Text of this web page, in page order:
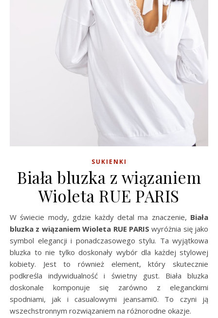
SUKIENKI
Biała bluzka z wiązaniem
Wioleta RUE PARIS
W świecie mody, gdzie każdy detal ma znaczenie, Biała
bluzka z wiązaniem Wioleta RUE PARIS wyróżnia się jako
symbol elegancji i ponadczasowego stylu. Ta wyjątkowa
bluzka to nie tylko doskonały wybór dla każdej stylowej
kobiety. Jest to również element, który skutecznie
podkreśla indywidualność i świetny gust. Biała bluzka
doskonale komponuje się zarówno z eleganckimi
spodniami, jak i casualowymi jeansami0. To czyni ją
wszechstronnym rozwiązaniem na różnorodne okazje.